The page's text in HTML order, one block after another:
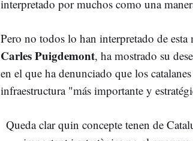
interpretado por muchos como una
Pero no todos lo han interpretado de
Carles Puigdemont, ha mostrado su
en el que ha denunciado que los
infraestructura "más importante y
Queda clar quin concepte tenen de